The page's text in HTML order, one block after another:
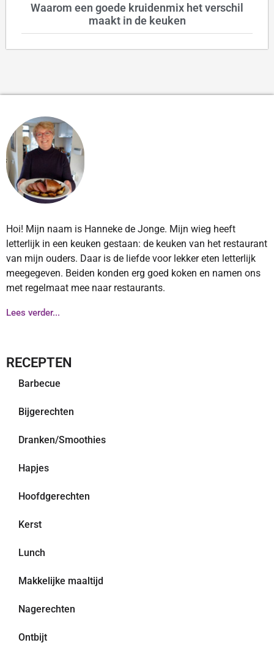
Waarom een goede kruidenmix het verschil
maakt in de keuken
Hoi! Mijn naam is Hanneke de Jonge. Mijn wieg heeft
letterlijk in een keuken gestaan: de keuken van het restaurant
van mijn ouders. Daar is de liefde voor lekker eten letterlijk
meegegeven. Beiden konden erg goed koken en namen ons
met regelmaat mee naar restaurants.
Lees verder...
RECEPTEN
Barbecue
Bijgerechten
Dranken/Smoothies
Hapjes
Hoofdgerechten
Kerst
Lunch
Makkelijke maaltijd
Nagerechten
Ontbijt